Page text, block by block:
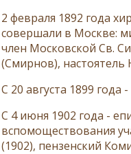
2 февраля 1892 года
совершали в Москве:
член Московской Св.
(Смирнов), настоятель
С 20 августа 1899
С 4 июня 1902 года -
вспомоществования
(1902), пензенский